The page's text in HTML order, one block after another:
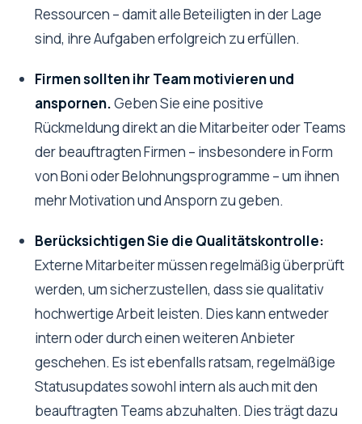
Ressourcen – damit alle Beteiligten in der Lage
sind, ihre Aufgaben erfolgreich zu erfüllen.
Firmen sollten ihr Team motivieren und
anspornen.Geben Sie eine positive
Rückmeldung direkt an die Mitarbeiter oder Teams
der beauftragten Firmen – insbesondere in Form
von Boni oder Belohnungsprogramme – um ihnen
mehr Motivation und Ansporn zu geben.
Berücksichtigen Sie die Qualitätskontrolle:
Externe Mitarbeiter müssen regelmäßig überprüft
werden, um sicherzustellen, dass sie qualitativ
hochwertige Arbeit leisten. Dies kann entweder
intern oder durch einen weiteren Anbieter
geschehen. Es ist ebenfalls ratsam, regelmäßige
Statusupdates sowohl intern als auch mit den
beauftragten Teams abzuhalten. Dies trägt dazu